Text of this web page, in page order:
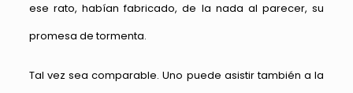
ese rato, habían fabricado, de la nada al parecer, su
promesa de tormenta.
Tal vez sea comparable. Uno puede asistir también a la